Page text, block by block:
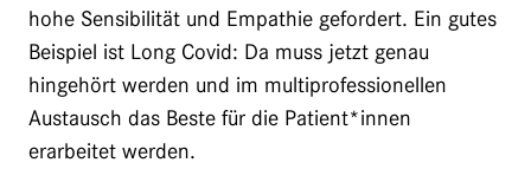
hohe Sensibilität und Empathie gefordert. Ein gutes
Beispiel ist Long Covid: Da muss jetzt genau
hingehört werden und im multiprofessionellen
Austausch das Beste für die Patient*innen
erarbeitet werden.